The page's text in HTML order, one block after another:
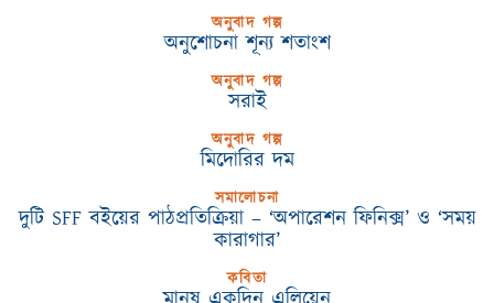
অনুবাদ গল্প
অনুশোচনা শূন্য শতাংশ
অনুবাদ গল্প
সরাই
অনুবাদ গল্প
মিদোরির দম
সমালোচনা
দুটি SFF বইয়ের পাঠপ্রতিক্রিয়া – ‘অপারেশন ফিনিক্স’ ও ‘সময়
কারাগার’
কবিতা